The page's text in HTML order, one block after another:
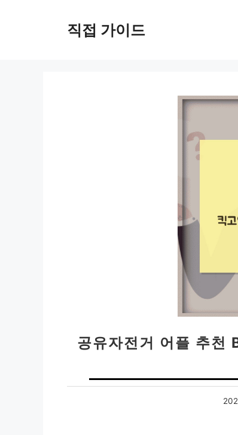
직접 가이드
공유자전거 어플 추천